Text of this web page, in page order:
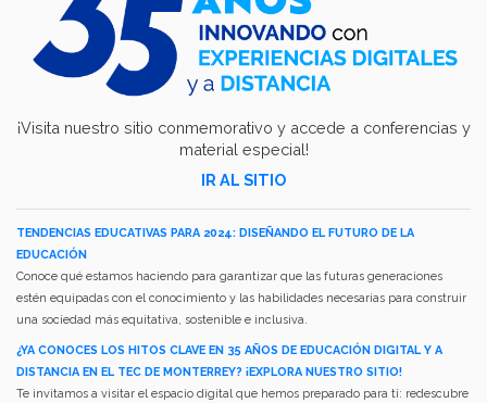
¡Visita nuestro sitio conmemorativo y accede a conferencias y
material especial!
IR AL SITIO
TENDENCIAS EDUCATIVAS PARA 2024: DISEÑANDO EL FUTURO DE LA
EDUCACIÓN
Conoce qué estamos haciendo para garantizar que las futuras generaciones
estén equipadas con el conocimiento y las habilidades necesarias para construir
una sociedad más equitativa, sostenible e inclusiva.
¿YA CONOCES LOS HITOS CLAVE EN 35 AÑOS DE EDUCACIÓN DIGITAL Y A
DISTANCIA EN EL TEC DE MONTERREY? ¡EXPLORA NUESTRO SITIO!
Te invitamos a visitar el espacio digital que hemos preparado para ti: redescubre